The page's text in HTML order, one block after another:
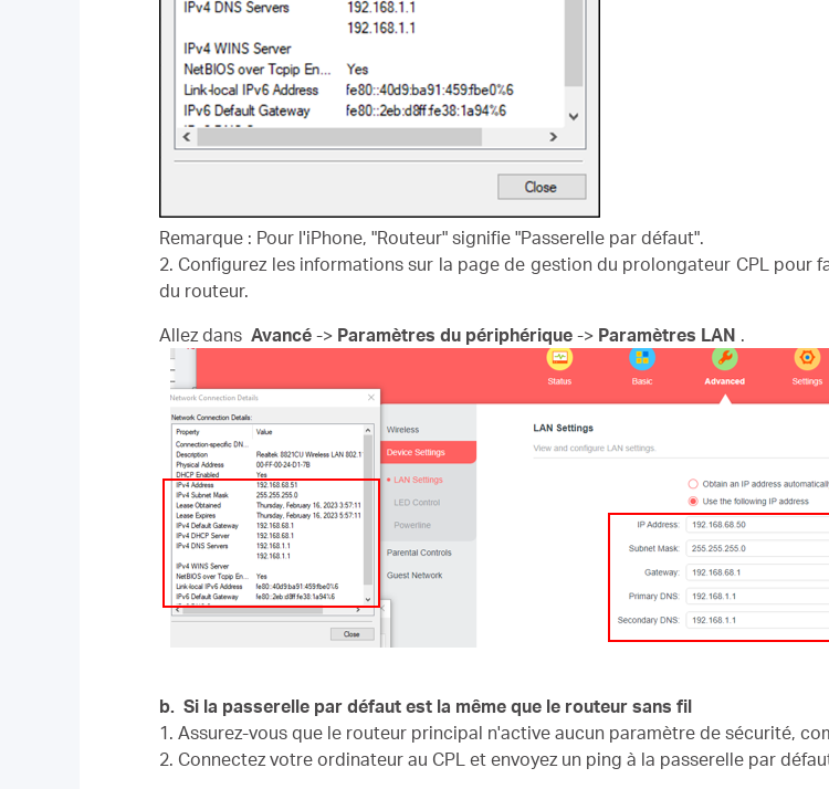
Remarque : Pour l'iPhone, "Routeur" signifie "Passerelle par défaut".
2. Configurez les informations sur la page de gestion du prolongateur CPL pour
du routeur.
Allez dans Avancé -> Paramètres du périphérique -> Paramètres LAN .
b. Si la passerelle par défaut est la même que le routeur sans fil
1. Assurez-vous que le routeur principal n'active aucun paramètre de sécurité,
2. Connectez votre ordinateur au CPL et envoyez un ping à la passerelle par